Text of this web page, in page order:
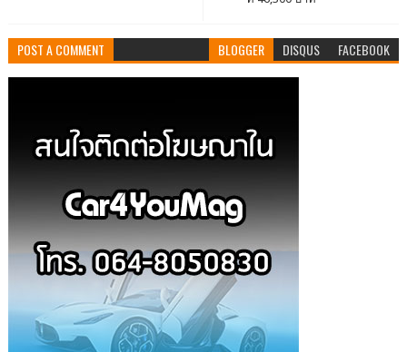
POST A COMMENT BLOGGER DISQUS FACEBOOK